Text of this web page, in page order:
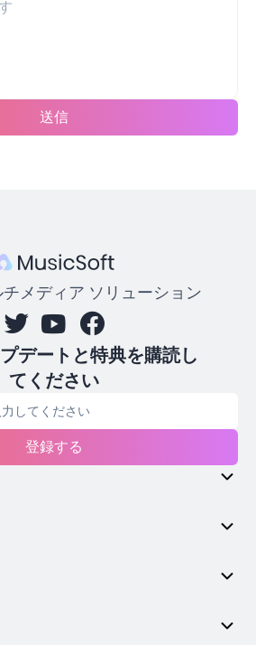
送信
メディア ソリューション
デートと特典を購読し
てください
登録する